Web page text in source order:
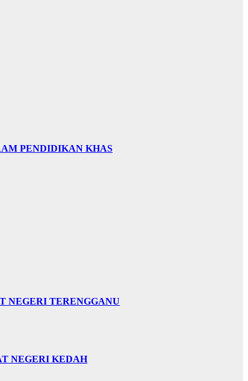
PENDIDIKAN KHAS
NEGERI TERENGGANU
NEGERI KEDAH